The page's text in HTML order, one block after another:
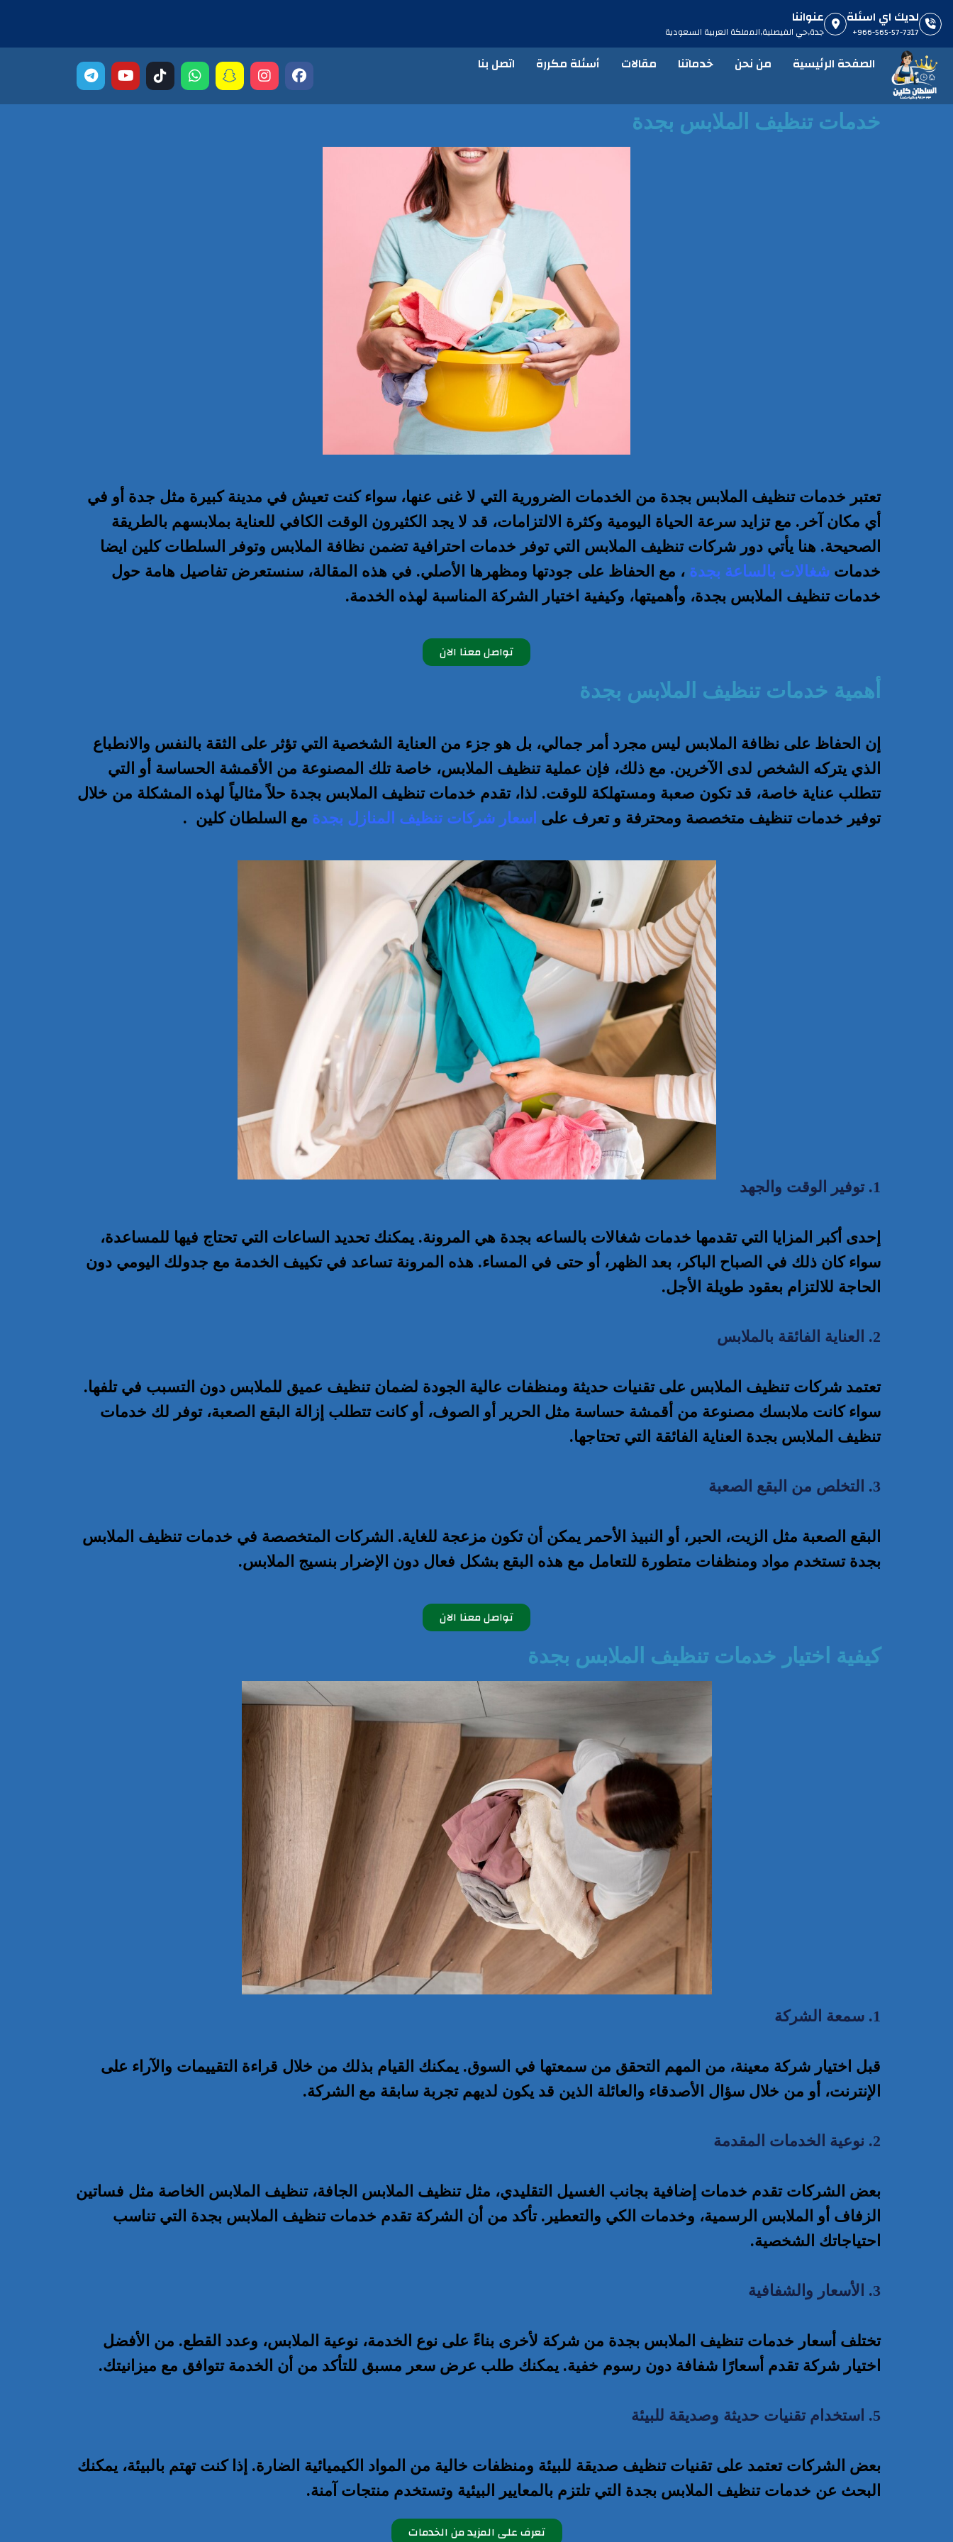
لديك اي اسئلة
966-565-57-7317+
عنواننا
جدة,حي الفيصلية,المملكة العربية السعودية​
الصفحة الرئيسية من نحن خدماتنا مقالات أسئلة مكررة اتصل بنا
خدمات تنظيف الملابس بجدة
تعتبر خدمات تنظيف الملابس بجدة من الخدمات الضرورية التي لا غنى عنها، سواء كنت تعيش في مدينة كبيرة مثل جدة أو في
أي مكان آخر. مع تزايد سرعة الحياة اليومية وكثرة الالتزامات، قد لا يجد الكثيرون الوقت الكافي للعناية بملابسهم بالطريقة
الصحيحة. هنا يأتي دور شركات تنظيف الملابس التي توفر خدمات احترافية تضمن نظافة الملابس وتوفر السلطات كلين ايضا
خدمات شغالات بالساعة بجدة ، مع الحفاظ على جودتها ومظهرها الأصلي. في هذه المقالة، سنستعرض تفاصيل هامة حول
خدمات تنظيف الملابس بجدة، وأهميتها، وكيفية اختيار الشركة المناسبة لهذه الخدمة.
تواصل معنا الان
أهمية خدمات تنظيف الملابس بجدة
إن الحفاظ على نظافة الملابس ليس مجرد أمر جمالي، بل هو جزء من العناية الشخصية التي تؤثر على الثقة بالنفس والانطباع
الذي يتركه الشخص لدى الآخرين. مع ذلك، فإن عملية تنظيف الملابس، خاصة تلك المصنوعة من الأقمشة الحساسة أو التي
تتطلب عناية خاصة، قد تكون صعبة ومستهلكة للوقت. لذا، تقدم خدمات تنظيف الملابس بجدة حلاً مثالياً لهذه المشكلة من خلال
توفير خدمات تنظيف متخصصة ومحترفة و تعرف على اسعار شركات تنظيف المنازل بجدة مع السلطان كلين .
1. توفير الوقت والجهد
إحدى أكبر المزايا التي تقدمها خدمات شغالات بالساعه بجدة هي المرونة. يمكنك تحديد الساعات التي تحتاج فيها للمساعدة،
سواء كان ذلك في الصباح الباكر، بعد الظهر، أو حتى في المساء. هذه المرونة تساعد في تكييف الخدمة مع جدولك اليومي دون
الحاجة للالتزام بعقود طويلة الأجل.
2. العناية الفائقة بالملابس
تعتمد شركات تنظيف الملابس على تقنيات حديثة ومنظفات عالية الجودة لضمان تنظيف عميق للملابس دون التسبب في تلفها.
سواء كانت ملابسك مصنوعة من أقمشة حساسة مثل الحرير أو الصوف، أو كانت تتطلب إزالة البقع الصعبة، توفر لك خدمات
تنظيف الملابس بجدة العناية الفائقة التي تحتاجها.
3. التخلص من البقع الصعبة
البقع الصعبة مثل الزيت، الحبر، أو النبيذ الأحمر يمكن أن تكون مزعجة للغاية. الشركات المتخصصة في خدمات تنظيف الملابس
بجدة تستخدم مواد ومنظفات متطورة للتعامل مع هذه البقع بشكل فعال دون الإضرار بنسيج الملابس.
تواصل معنا الان
كيفية اختيار خدمات تنظيف الملابس بجدة
1. سمعة الشركة
قبل اختيار شركة معينة، من المهم التحقق من سمعتها في السوق. يمكنك القيام بذلك من خلال قراءة التقييمات والآراء على
الإنترنت، أو من خلال سؤال الأصدقاء والعائلة الذين قد يكون لديهم تجربة سابقة مع الشركة.
2. نوعية الخدمات المقدمة
بعض الشركات تقدم خدمات إضافية بجانب الغسيل التقليدي، مثل تنظيف الملابس الجافة، تنظيف الملابس الخاصة مثل فساتين
الزفاف أو الملابس الرسمية، وخدمات الكي والتعطير. تأكد من أن الشركة تقدم خدمات تنظيف الملابس بجدة التي تناسب
احتياجاتك الشخصية.
3. الأسعار والشفافية
تختلف أسعار خدمات تنظيف الملابس بجدة من شركة لأخرى بناءً على نوع الخدمة، نوعية الملابس، وعدد القطع. من الأفضل
اختيار شركة تقدم أسعارًا شفافة دون رسوم خفية. يمكنك طلب عرض سعر مسبق للتأكد من أن الخدمة تتوافق مع ميزانيتك.
5. استخدام تقنيات حديثة وصديقة للبيئة
بعض الشركات تعتمد على تقنيات تنظيف صديقة للبيئة ومنظفات خالية من المواد الكيميائية الضارة. إذا كنت تهتم بالبيئة، يمكنك
البحث عن خدمات تنظيف الملابس بجدة التي تلتزم بالمعايير البيئية وتستخدم منتجات آمنة.
تعرف على المزيد من الخدمات